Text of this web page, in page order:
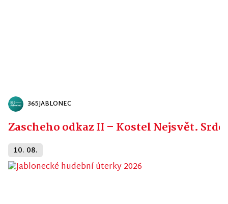
365JABLONEC
Zascheho odkaz II – Kostel Nejsvět.
10. 08.